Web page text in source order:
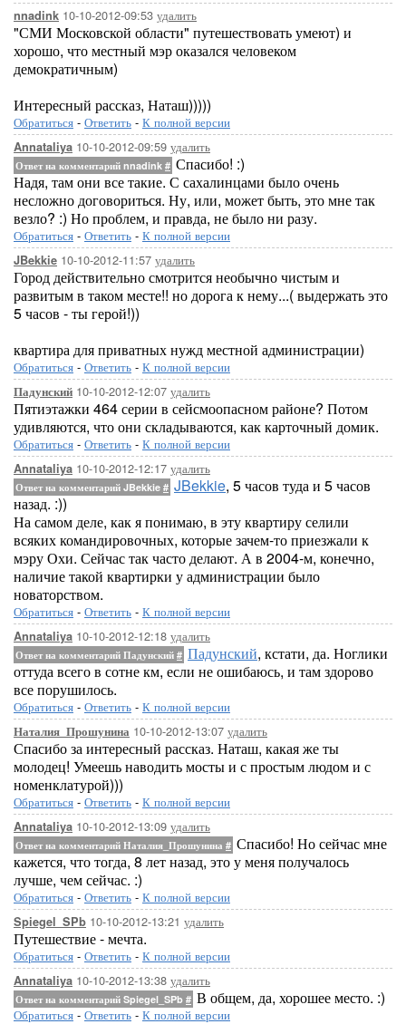
nnadink 10-10-2012-09:53 удалить
"СМИ Московской области" путешествовать умеют) и
хорошо, что местный мэр оказался человеком
демократичным)
Интересный рассказ, Наташ)))))
Обратиться - Ответить - К полной версии
Annataliya 10-10-2012-09:59 удалить
Ответ на комментарий nnadink # Спасибо! :)
Надя, там они все такие. С сахалинцами было очень
несложно договориться. Ну, или, может быть, это мне так
везло? :) Но проблем, и правда, не было ни разу.
Обратиться - Ответить - К полной версии
JBekkie 10-10-2012-11:57 удалить
Город действительно смотрится необычно чистым и
развитым в таком месте!! но дорога к нему...( выдержать это
5 часов - ты герой!))
квартира для приватных нужд местной администрации)
Обратиться - Ответить - К полной версии
Падунский 10-10-2012-12:07 удалить
Пятиэтажки 464 серии в сейсмоопасном районе? Потом
удивляются, что они складываются, как карточный домик.
Обратиться - Ответить - К полной версии
Annataliya 10-10-2012-12:17 удалить
Ответ на комментарий JBekkie # JBekkie, 5 часов туда и 5 часов
назад. :))
На самом деле, как я понимаю, в эту квартиру селили
всяких командировочных, которые зачем-то приезжали к
мэру Охи. Сейчас так часто делают. А в 2004-м, конечно,
наличие такой квартирки у администрации было
новаторством.
Обратиться - Ответить - К полной версии
Annataliya 10-10-2012-12:18 удалить
Ответ на комментарий Падунский # Падунский, кстати, да. Ноглики
оттуда всего в сотне км, если не ошибаюсь, и там здорово
все порушилось.
Обратиться - Ответить - К полной версии
Наталия_Прошунина 10-10-2012-13:07 удалить
Спасибо за интересный рассказ. Наташ, какая же ты
молодец! Умеешь наводить мосты и с простым людом и с
номенклатурой)))
Обратиться - Ответить - К полной версии
Annataliya 10-10-2012-13:09 удалить
Ответ на комментарий Наталия_Прошунина # Спасибо! Но сейчас мне
кажется, что тогда, 8 лет назад, это у меня получалось
лучше, чем сейчас. :)
Обратиться - Ответить - К полной версии
Spiegel_SPb 10-10-2012-13:21 удалить
Путешествие - мечта.
Обратиться - Ответить - К полной версии
Annataliya 10-10-2012-13:38 удалить
Ответ на комментарий Spiegel_SPb # В общем, да, хорошее место. :)
Обратиться - Ответить - К полной версии